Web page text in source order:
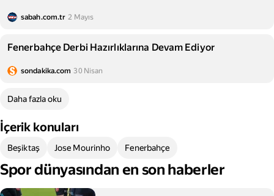
sabah.com.tr 2 Mayıs
Fenerbahçe Derbi Hazırlıklarına Devam Ediyor
sondakika.com 30 Nisan
Daha fazla oku
İçerik konuları
Beşiktaş Jose Mourinho Fenerbahçe
Spor dünyasından en son haberler